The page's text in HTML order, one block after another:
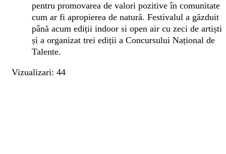
pentru promovarea de valori pozitive în comunitate
cum ar fi apropierea de natură. Festivalul a găzduit
până acum ediții indoor si open air cu zeci de artiști
și a organizat trei ediții a Concursului Național de
Talente.
Vizualizari: 44